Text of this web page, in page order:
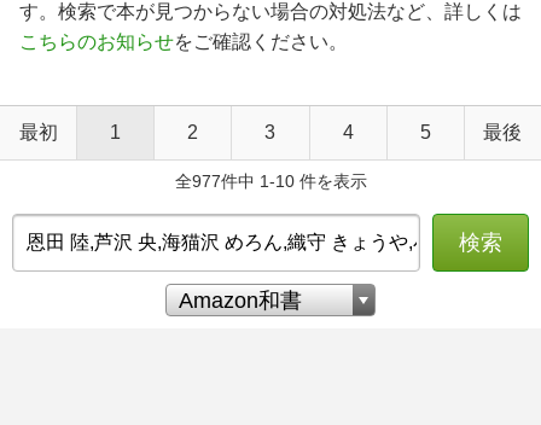
す。検索で本が見つからない場合の対処法など、詳しくは
こちらのお知らせをご確認ください。
最初 1 2 3 4 5 最後
全977件中 1-10 件を表示
検索